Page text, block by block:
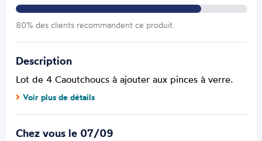
80% des clients recommandent ce produit.
Description
Lot de 4 Caoutchoucs à ajouter aux pinces à verre.
Voir plus de détails
Chez vous le 07/09